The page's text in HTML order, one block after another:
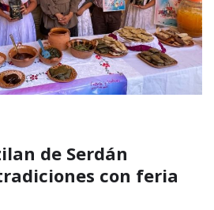
de Serdán
con feria